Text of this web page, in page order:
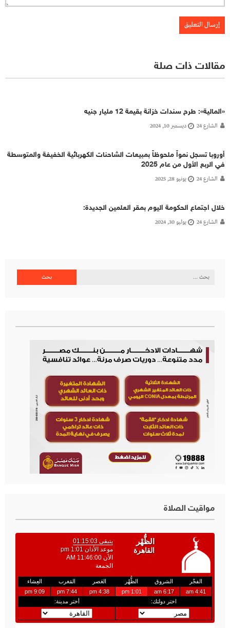
مقالات ذات صلة
«المالية»: طرح سندات خزانة بقيمة 12 مليار جنيه
الشارع 24 ديسمبر 10, 2024
أوروبا تسجل نمواً ملحوظاً بمبيعات الشاحنات الكهربائية الخفيفة والمتوسطة
في الربع الأول من عام 2025
الشارع 24 يونيو 28, 2025
خلال اجتماع الحكومة اليوم بمقر العلمين الجديدة:
الشارع 24 يوليو 30, 2024
البحث
مواقيت الصلاة